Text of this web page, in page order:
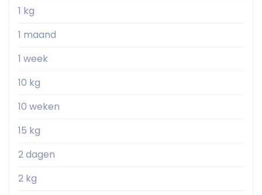
1 kg
1 maand
1 week
10 kg
10 weken
15 kg
2 dagen
2 kg